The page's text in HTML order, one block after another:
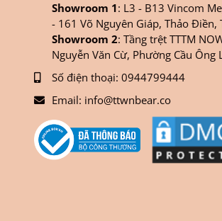
Showroom 1: L3 - B13 Vincom
- 161 Võ Nguyên Giáp, Thảo Điền,
Showroom 2: Tầng trệt TTTM
Nguyễn Văn Cừ, Phường Cầu Ông
Số điện thoại: 0944799444
Email: info@ttwnbear.co